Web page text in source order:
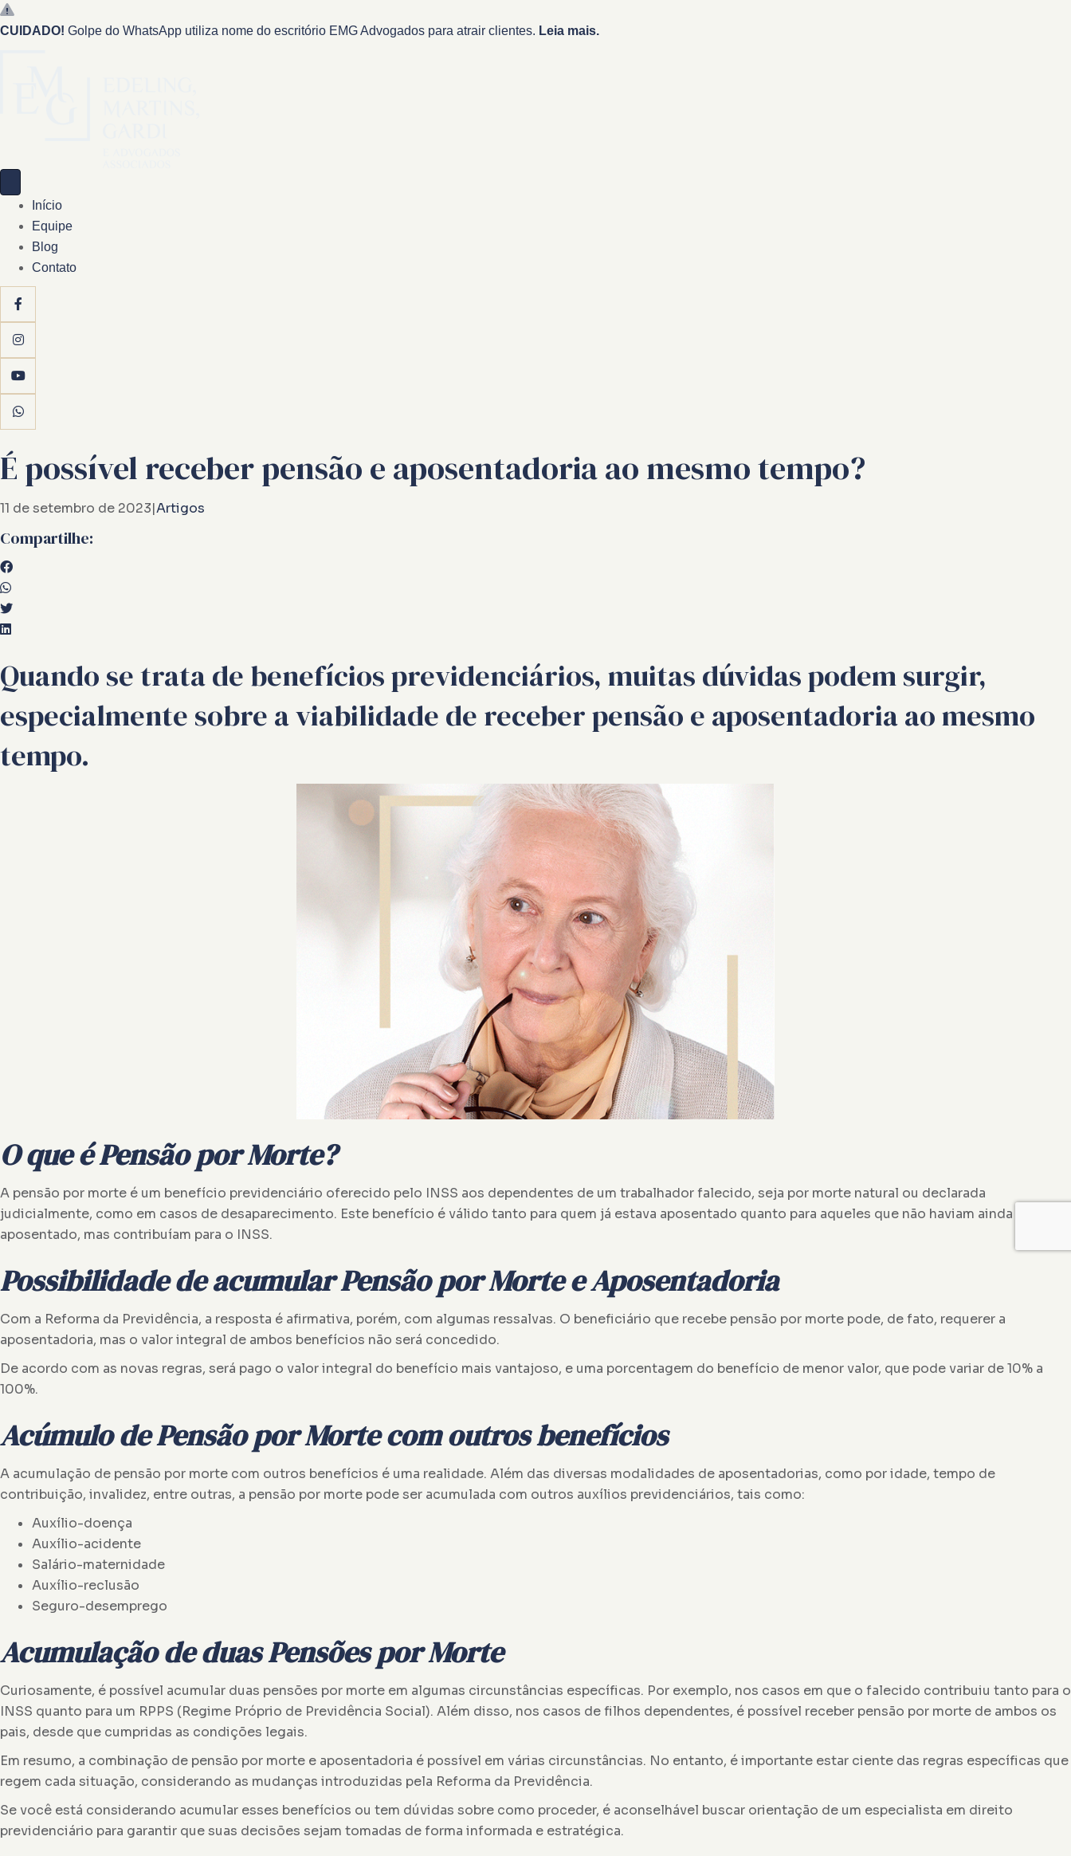
CUIDADO! Golpe do WhatsApp utiliza nome do escritório EMG Advogados para atrair clientes. Leia mais.
Início
Equipe
Blog
Contato
É possível receber pensão e aposentadoria ao mesmo tempo?
11 de setembro de 2023|Artigos
Compartilhe:
Quando se trata de benefícios previdenciários, muitas dúvidas podem surgir,
especialmente sobre a viabilidade de receber pensão e aposentadoria ao mesmo
tempo.
O que é Pensão por Morte?
A pensão por morte é um benefício previdenciário oferecido pelo INSS aos dependentes de um trabalhador falecido, seja por morte natural ou declarada
judicialmente, como em casos de desaparecimento. Este benefício é válido tanto para quem já estava aposentado quanto para aqueles que não haviam ainda se
aposentado, mas contribuíam para o INSS.
Possibilidade de acumular Pensão por Morte e Aposentadoria
Com a Reforma da Previdência, a resposta é afirmativa, porém, com algumas ressalvas. O beneficiário que recebe pensão por morte pode, de fato, requerer a
aposentadoria, mas o valor integral de ambos benefícios não será concedido.
De acordo com as novas regras, será pago o valor integral do benefício mais vantajoso, e uma porcentagem do benefício de menor valor, que pode variar de 10% a
100%.
Acúmulo de Pensão por Morte com outros benefícios
A acumulação de pensão por morte com outros benefícios é uma realidade. Além das diversas modalidades de aposentadorias, como por idade, tempo de
contribuição, invalidez, entre outras, a pensão por morte pode ser acumulada com outros auxílios previdenciários, tais como:
Auxílio-doença
Auxílio-acidente
Salário-maternidade
Auxílio-reclusão
Seguro-desemprego
Acumulação de duas Pensões por Morte
Curiosamente, é possível acumular duas pensões por morte em algumas circunstâncias específicas. Por exemplo, nos casos em que o falecido contribuiu tanto para o
INSS quanto para um RPPS (Regime Próprio de Previdência Social). Além disso, nos casos de filhos dependentes, é possível receber pensão por morte de ambos os
pais, desde que cumpridas as condições legais.
Em resumo, a combinação de pensão por morte e aposentadoria é possível em várias circunstâncias. No entanto, é importante estar ciente das regras específicas que
regem cada situação, considerando as mudanças introduzidas pela Reforma da Previdência.
Se você está considerando acumular esses benefícios ou tem dúvidas sobre como proceder, é aconselhável buscar orientação de um especialista em direito
previdenciário para garantir que suas decisões sejam tomadas de forma informada e estratégica.